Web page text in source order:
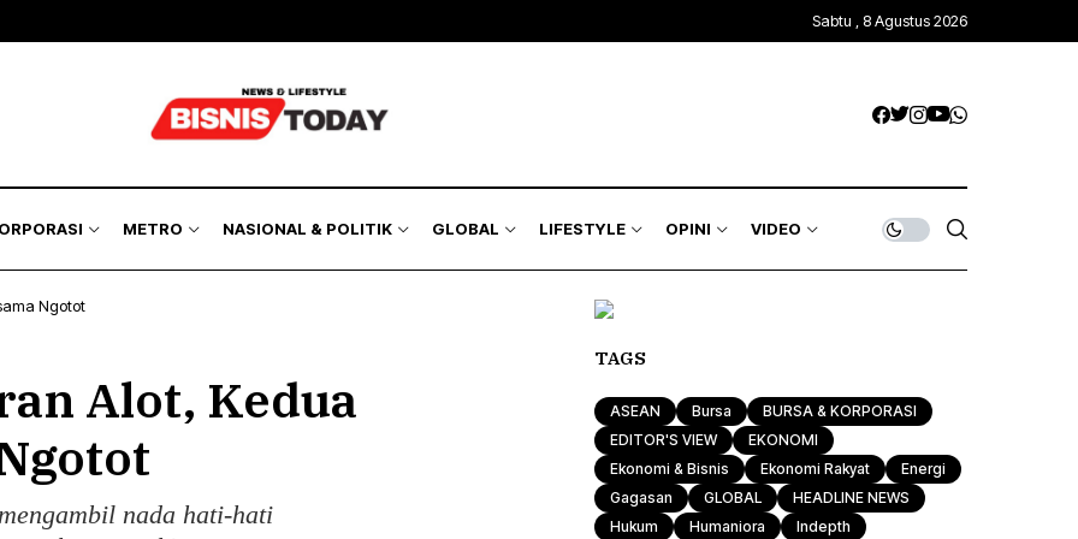
Sabtu , 8 Agustus 2026
METRO NASIONAL & POLITIK GLOBAL LIFESTYLE OPINI VIDEO
Ngotot
Alot, Kedua
nada hati-hati
TAGS
ASEAN Bursa
BURSA & KORPORASI
EDITOR'S VIEW
EKONOMI
Ekonomi & Bisnis
Ekonomi Rakyat
Energi
Gagasan
GLOBAL
HEADLINE NEWS
Hukum
Humaniora
Indepth